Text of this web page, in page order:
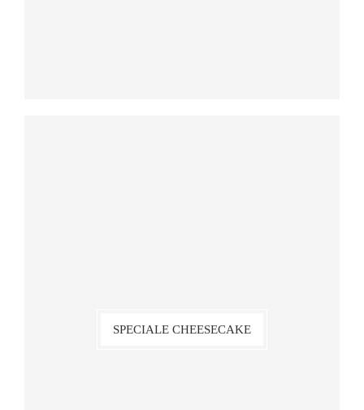
SPECIALE CHEESECAKE